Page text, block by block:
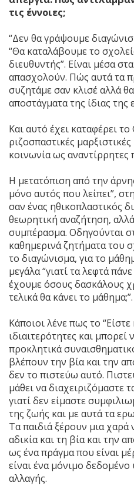
τις έννοιες;
“Δεν θα γράψουμε
“Θα καταλάβουμε το
διευθυντής”. Είναι μέσα
απασχολούν. Πώς αυτά τα
συζητάμε σαν κλισέ αλλά
αποστάγματα της ίδιας της
Και αυτό έχει καταφέρει
ριζοσπαστικές
κοινωνία ως αναντίρρητες
Η μετατόπιση από την
μόνο αυτός που λείπει”,
σαν ένας ηθικοπλαστικός
θεωρητική αναζήτηση,
συμπέρασμα. Οδηγούνται
καθημερινά ζητήματα του
το διαγώνισμα, για το
μεγάλα “γιατί τα λεφτά
έχουμε όσους δασκάλους
τελικά θα κάνει το μάθημα;”.
Κάποιοι λένε πως το “Είστε
ιδιαιτερότητες και μπορεί
προκλητικά
βλέπουν την βία και την
δεν το πιστεύω αυτό.
μάθει να διαχειριζόμαστε
γιατί δεν είμαστε
της ζωής και με αυτά τα
Τα παιδιά ξέρουν μια χαρά
αδικία και τη βία και την
ως ένα πράγμα που είναι
είναι ένα μόνιμο
αλλαγής.